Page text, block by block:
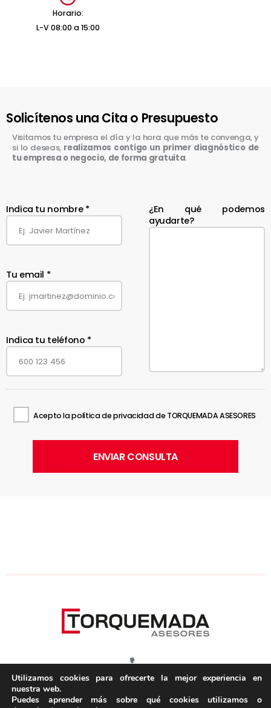
Horario:
L-V 08:00 a 15:00
Solicítenos una Cita o Presupuesto
Visitamos tu empresa el día y la hora que más te convenga, y
si lo deseas, realizamos contigo un primer diagnóstico de
tu empresa o negocio, de forma gratuita.
Indica tu nombre *
Tu email *
Indica tu teléfono *
¿En qué podemos
ayudarte?
Acepto la política de privacidad de TORQUEMADA ASESORES
945 135 805
Portal de castilla, nº6 Bajo
01008 Vitoria-Gasteiz
Utilizamos cookies para ofrecerte la mejor experiencia en
nuestra web.
Puedes aprender más sobre qué cookies utilizamos o